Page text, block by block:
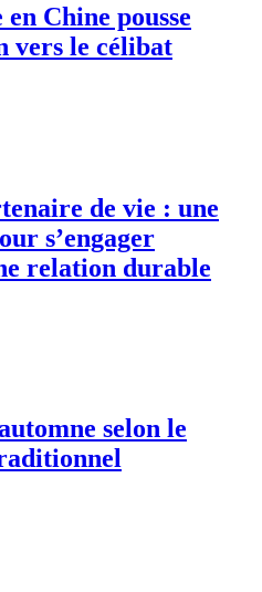
Chine pousse
vers le célibat
de vie : une
s’engager
relation durable
selon le